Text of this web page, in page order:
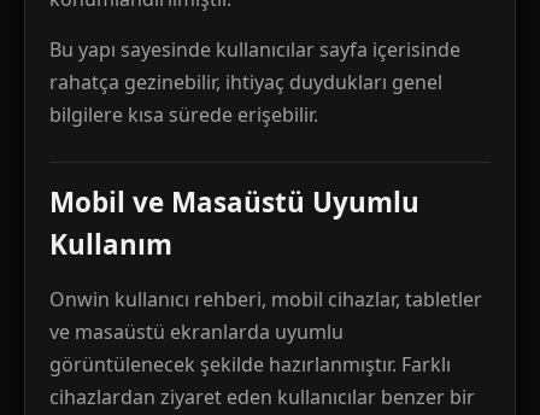
Bu yapı sayesinde kullanıcılar sayfa içerisinde
rahatça gezinebilir, ihtiyaç duydukları genel
bilgilere kısa sürede erişebilir.
Mobil ve Masaüstü Uyumlu
Kullanım
Onwin kullanıcı rehberi, mobil cihazlar, tabletler
ve masaüstü ekranlarda uyumlu
görüntülenecek şekilde hazırlanmıştır. Farklı
cihazlardan ziyaret eden kullanıcılar benzer bir